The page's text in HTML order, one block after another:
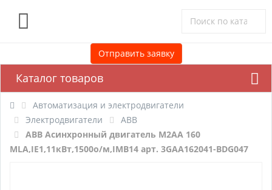
Отправить заявку
Каталог товаров
Автоматизация и электродвигатели
Электродвигатели
ABB
ABB Асинхронный двигатель M2AA 160
MLA,IE1,11кВт,1500о/м,IMB14 арт. 3GAA162041-BDG047